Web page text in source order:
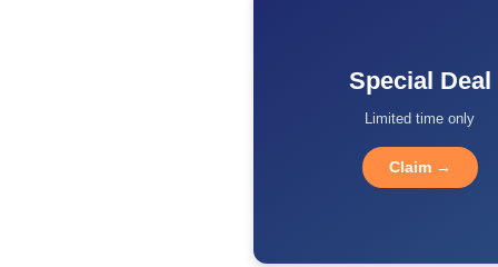
Special Deal
Limited time only
Claim →